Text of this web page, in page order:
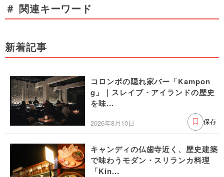
＃ 関連キーワード
新着記事
コロンボの隠れ家バー「Kampon
g」｜スレイブ・アイランドの歴史
を味...
2026年8月10日 保存
キャンディの仏歯寺近く、歴史建築
で味わうモダン・スリランカ料理
「Kin...